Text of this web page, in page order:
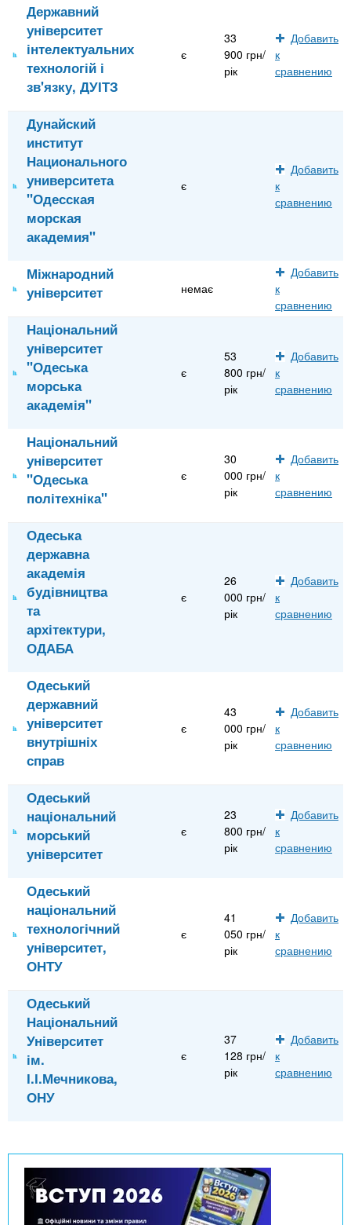
Державний
університет
інтелектуальних
технологій і
зв'язку, ДУІТЗ
є
33
900 грн/
рік
Добавить
к
сравнению
Дунайский
институт
Национального
университета
"Одесская
морская
академия"
є
Добавить
к
сравнению
Міжнародний
університет
немає
Добавить
к
сравнению
Національний
університет
"Одеська
морська
академія"
є
53
800 грн/
рік
Добавить
к
сравнению
Національний
університет
"Одеська
політехніка"
є
30
000 грн/
рік
Добавить
к
сравнению
Одеська
державна
академія
будівництва
та
архітектури,
ОДАБА
є
26
000 грн/
рік
Добавить
к
сравнению
Одеський
державний
університет
внутрішніх
справ
є
43
000 грн/
рік
Добавить
к
сравнению
Одеський
національний
морський
університет
є
23
800 грн/
рік
Добавить
к
сравнению
Одеський
національний
технологічний
університет,
ОНТУ
є
41
050 грн/
рік
Добавить
к
сравнению
Одеський
Національний
Університет
ім.
І.І.Мечникова,
ОНУ
є
37
128 грн/
рік
Добавить
к
сравнению